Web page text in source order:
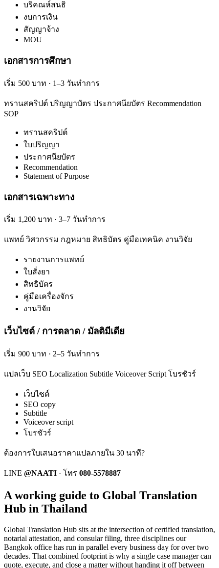
บริคณห์สนธิ
งบการเงิน
สัญญาจ้าง
MOU
เอกสารการศึกษา
เริ่ม 500 บาท · 1–3 วันทำการ
ทรานสคริปต์ ปริญญาบัตร ประกาศนียบัตร Recommendation
SOP
ทรานสคริปต์
ใบปริญญา
ประกาศนียบัตร
Recommendation
Statement of Purpose
เอกสารเฉพาะทาง
เริ่ม 1,200 บาท · 3–7 วันทำการ
แพทย์ วิศวกรรม กฎหมาย สิทธิบัตร คู่มือเทคนิค งานวิจัย
รายงานการแพทย์
ใบสั่งยา
สิทธิบัตร
คู่มือเครื่องจักร
งานวิจัย
เว็บไซต์ / การตลาด / มัลติมีเดีย
เริ่ม 900 บาท · 2–5 วันทำการ
แปลเว็บ SEO Localization Subtitle Voiceover Script โบรชัวร์
เว็บไซต์
SEO copy
Subtitle
Voiceover script
โบรชัวร์
ต้องการใบเสนอราคาแปลภายใน 30 นาที?
LINE @NAATI · โทร 080-5578887
A working guide to Global Translation
Hub in Thailand
Global Translation Hub sits at the intersection of certified translation,
notarial attestation, and consular filing, three disciplines our
Bangkok office has run in parallel every business day for over two
decades. That combined footprint is why a single case manager can
quote, execute, and close a matter without handing it off between